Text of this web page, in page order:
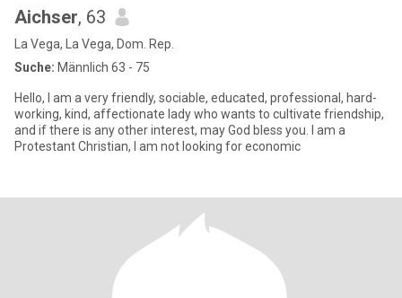
Aichser, 63
La Vega, La Vega, Dom. Rep.
Suche: Männlich 63 - 75
Hello, I am a very friendly, sociable, educated, professional, hard-
working, kind, affectionate lady who wants to cultivate friendship,
and if there is any other interest, may God bless you. I am a
Protestant Christian, I am not looking for economic